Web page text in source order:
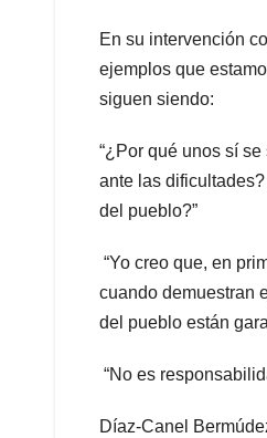
En su intervención
ejemplos que
siguen siendo:
“¿Por qué unos sí
ante las
del pueblo?”
“Yo creo que, en
cuando demuestran
del pueblo están
“No es
Díaz-Canel